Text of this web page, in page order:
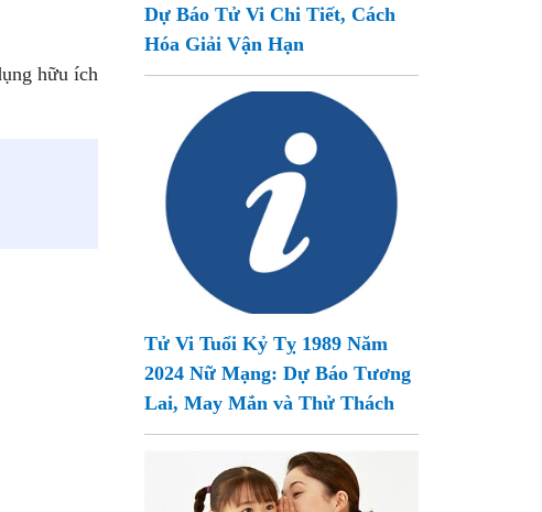
hữu ích
Dự Báo Tử Vi Chi Tiết, Cách
Hóa Giải Vận Hạn
Tử Vi Tuổi Kỷ Tỵ 1989 Năm
2024 Nữ Mạng: Dự Báo Tương
Lai, May Mắn và Thử Thách